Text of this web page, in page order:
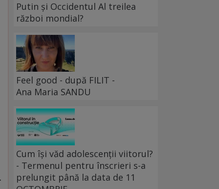
Putin și Occidentul Al treilea
război mondial?
Feel good - după FILIT -
Ana Maria SANDU
Cum își văd adolescenții viitorul?
- Termenul pentru înscrieri s-a
prelungit până la data de 11